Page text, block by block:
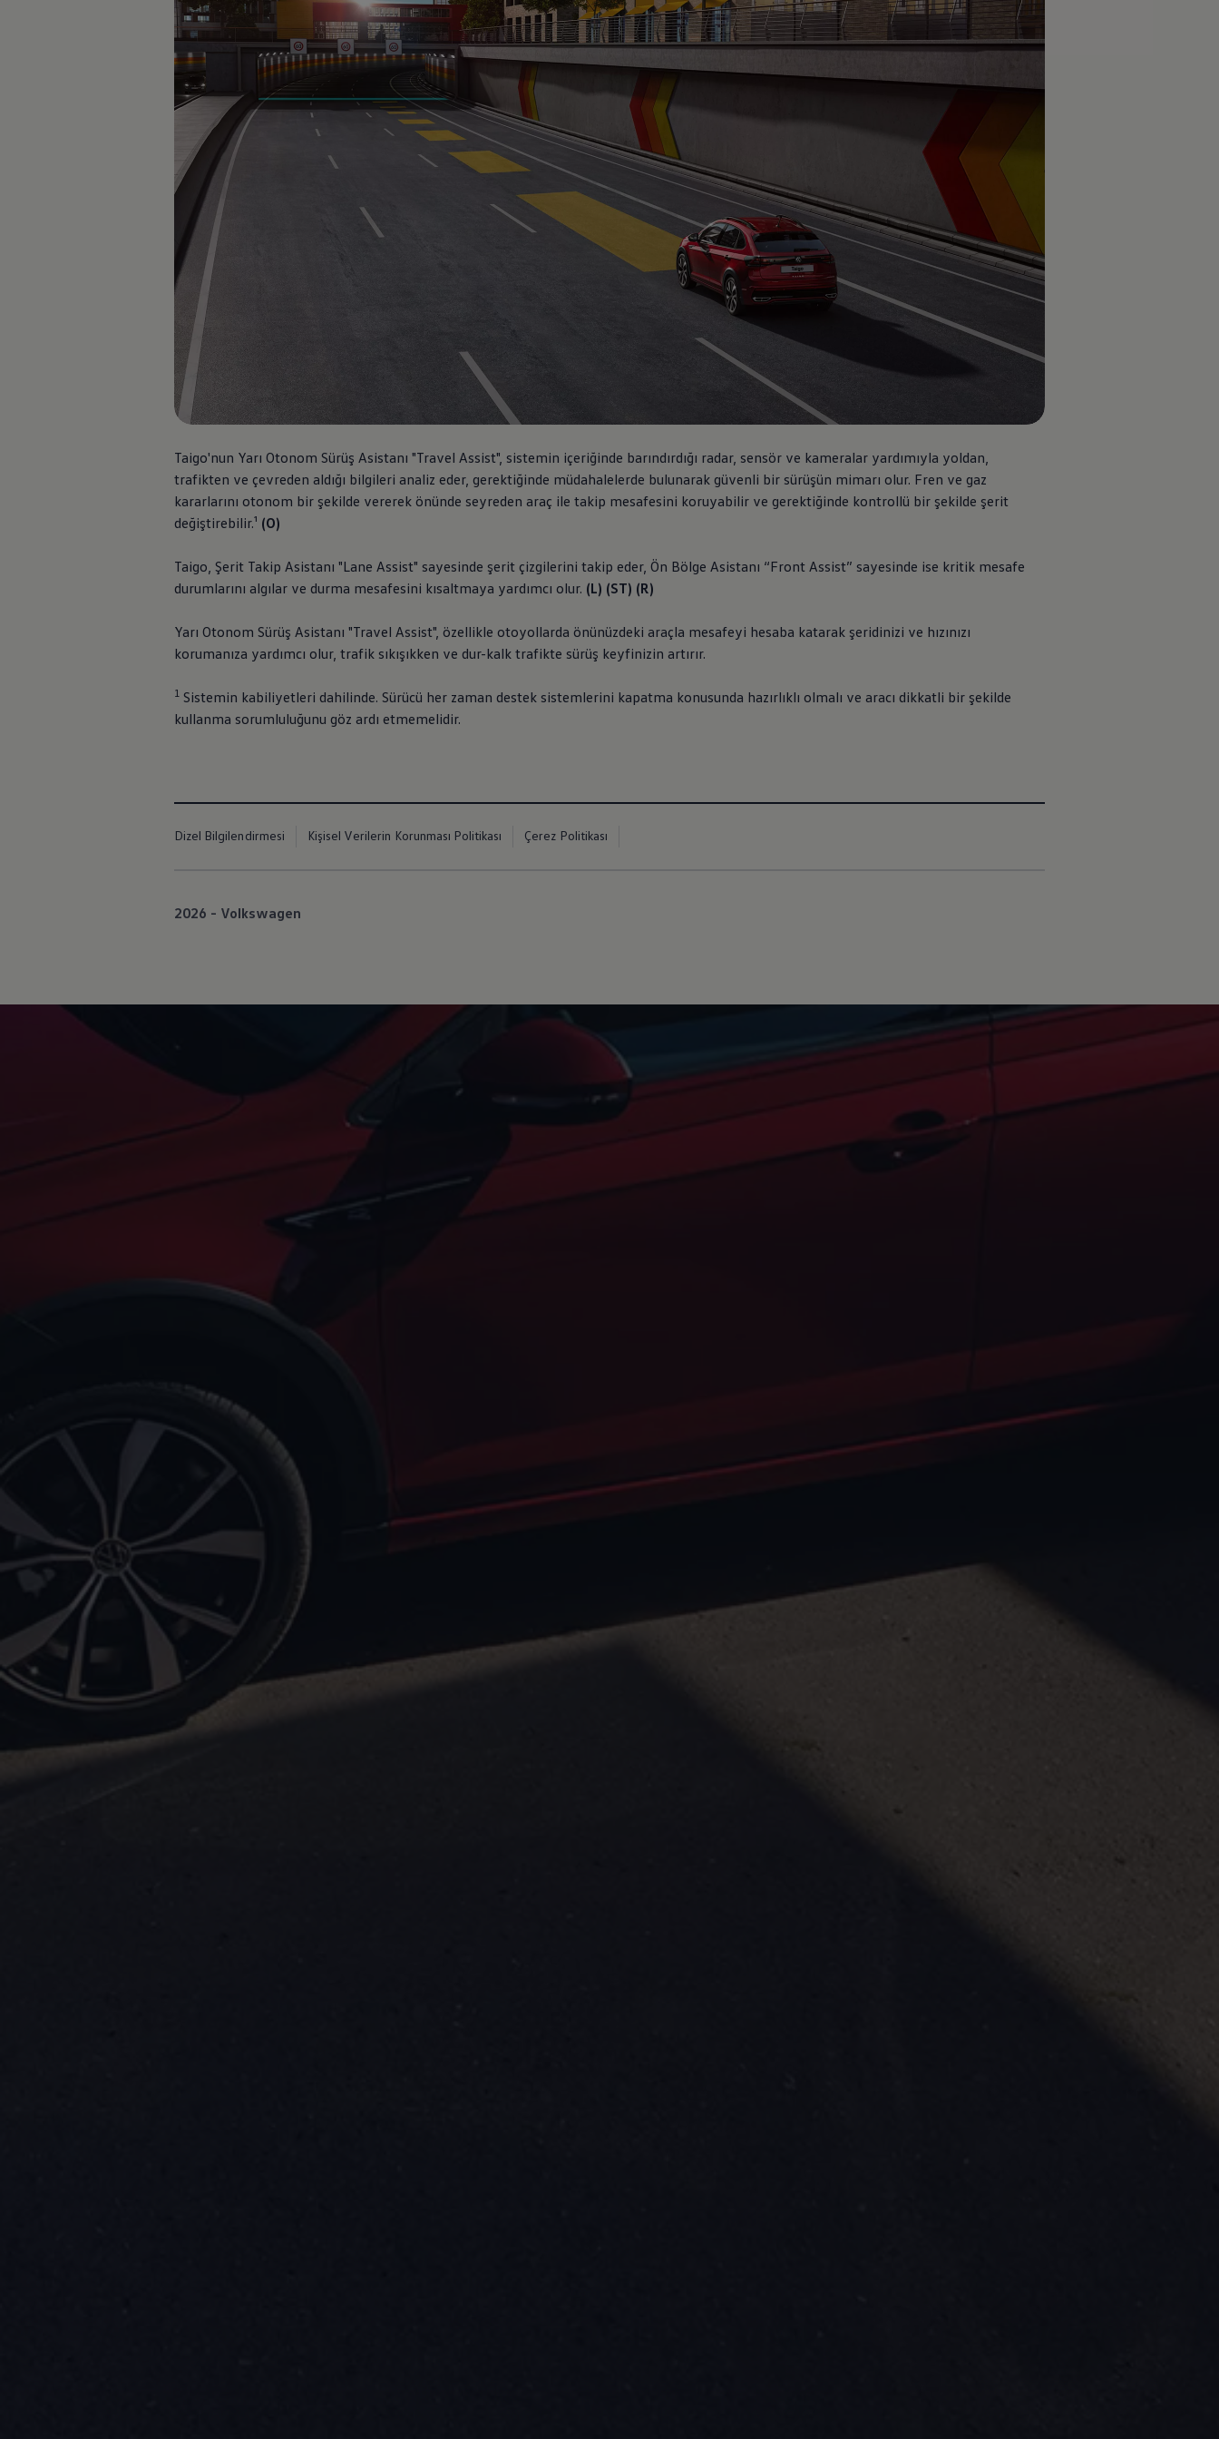
vdf Klasik Kredi®
vdf Servis Kredisi®
Sigorta Çözümleri
Volkswagen Kasko®
Volkswagen Garanti Plus®
Volkswagen Hizmet Sözleri
Bakım ve Onarım Hizmetleri
Periyodik Bakım
Ekspres Servis
Check-Up Hizmeti
Gönüllü Geri Çağırma
Kaporta ve Boya
Aksesuar ve Yedek Parça
Volkswagen Orijinal Aksesuarlar®
Volkswagen Orijinal Parçalar®
Lastik Bilgilendirmesi
Garanti ve Mobilite
Bilgi ve Eğlence Sistemi Güncellemeleri
e-Kullanım Kılavuzu
Volkswagenim Uygulaması
Klasik Modeller
İkaz Lambaları ve Anlamları
Volkswagen Yol Yardım ve İletişim
WLTP ve Yakıt Tasarruf İpuçları
Volkswagen Sözlük
Taigo'nun Yarı Otonom Sürüş Asistanı "Travel Assist", sistemin içeriğinde barındırdığı radar, sensör ve kameralar yardımıyla yoldan,
trafikten ve çevreden aldığı bilgileri analiz eder, gerektiğinde müdahalelerde bulunarak güvenli bir sürüşün mimarı olur. Fren ve gaz
kararlarını otonom bir şekilde vererek önünde seyreden araç ile takip mesafesini koruyabilir ve gerektiğinde kontrollü bir şekilde şerit
değiştirebilir.¹ (O)
Taigo, Şerit Takip Asistanı "Lane Assist" sayesinde şerit çizgilerini takip eder, Ön Bölge Asistanı “Front Assist” sayesinde ise kritik mesafe
durumlarını algılar ve durma mesafesini kısaltmaya yardımcı olur. (L) (ST) (R)
Yarı Otonom Sürüş Asistanı "Travel Assist", özellikle otoyollarda önünüzdeki araçla mesafeyi hesaba katarak şeridinizi ve hızınızı
korumanıza yardımcı olur, trafik sıkışıkken ve dur-kalk trafikte sürüş keyfinizin artırır.
1 Sistemin kabiliyetleri dahilinde. Sürücü her zaman destek sistemlerini kapatma konusunda hazırlıklı olmalı ve aracı dikkatli bir şekilde
kullanma sorumluluğunu göz ardı etmemelidir.
Dizel Bilgilendirmesi Kişisel Verilerin Korunması Politikası Çerez Politikası
2026 - Volkswagen